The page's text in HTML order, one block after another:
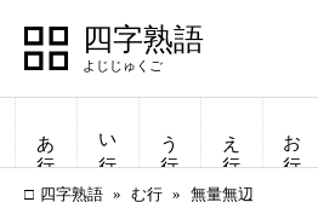
四字熟語
あ行 い行 う行 え行 お行
四字熟語 む行 無量無辺